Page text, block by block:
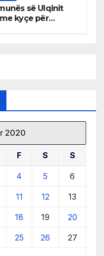
së Ulqinit
kyçe për
2020
F S S
4 5 6
11 12 13
18 19 20
25 26 27